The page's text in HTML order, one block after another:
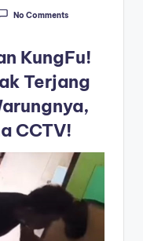
No Comments
KungFu!
Terjang
CCTV!